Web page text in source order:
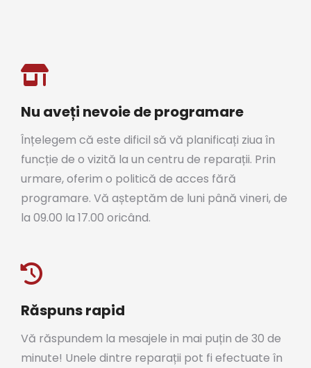
Nu aveți nevoie de programare
Înțelegem că este dificil să vă planificați ziua în
funcție de o vizită la un centru de reparații. Prin
urmare, oferim o politică de acces fără
programare. Vă așteptăm de luni până vineri, de
la 09.00 la 17.00 oricând.
Răspuns rapid
Vă răspundem la mesajele in mai puțin de 30 de
minute! Unele dintre reparații pot fi efectuate în